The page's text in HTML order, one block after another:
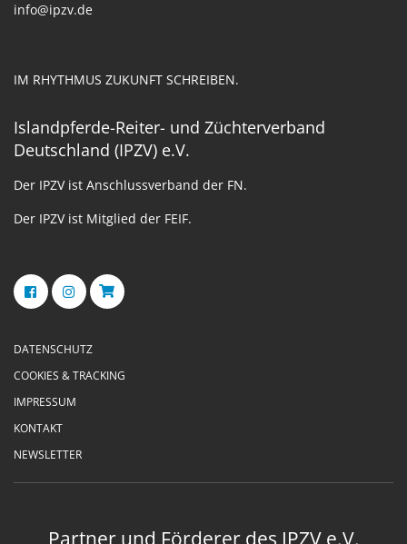
info@ipzv.de
IM RHYTHMUS ZUKUNFT SCHREIBEN.
Islandpferde-Reiter- und Züchterverband
Deutschland (IPZV) e.V.
Der IPZV ist Anschlussverband der FN.
Der IPZV ist Mitglied der FEIF.
DATENSCHUTZ
COOKIES & TRACKING
IMPRESSUM
KONTAKT
NEWSLETTER
Partner und Förderer des IPZV e.V.